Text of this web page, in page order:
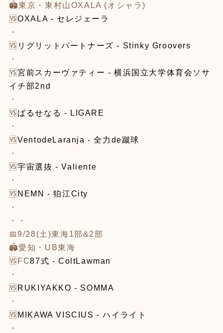
🏟東京・東村山OXALA (オシャラ)
🆚OXALA - セレジェーラ
・
🆚 リグリットパートナーズ - Stinky Groovers
・
🆚宮前スカーヴァティー - 横浜国立大学体育会ソサ
イチ部2nd
・
🆚 ばるせなる - LIGARE
・
🆚VentodeLaranja - 全力de蹴球
・
🆚宇宙選抜 - Valiente
・
🆚 NEMN - 狛江City
・
・・
📅9/28(土)東海1部&2部
🏟愛知・UB東海
🆚 FC87式 - ColtLawman
・
🆚 RUKIYAKKO - SOMMA
・
🆚 MIKAWA VISCIUS - ハイライト
・